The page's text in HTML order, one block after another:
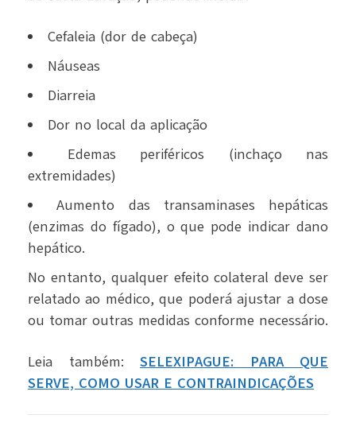
Cefaleia (dor de cabeça)
Náuseas
Diarreia
Dor no local da aplicação
Edemas periféricos (inchaço nas
extremidades)
Aumento das transaminases hepáticas
(enzimas do fígado), o que pode indicar dano
hepático.
No entanto, qualquer efeito colateral deve ser
relatado ao médico, que poderá ajustar a dose
ou tomar outras medidas conforme necessário.
Leia também: SELEXIPAGUE: PARA QUE
SERVE, COMO USAR E CONTRAINDICAÇÕES